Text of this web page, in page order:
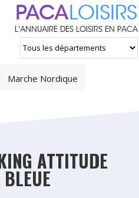
PACALOISIRS
L'ANNUAIRE DES LOISIRS EN PACA
Marche Nordique
ATTITUDE
BLEUE